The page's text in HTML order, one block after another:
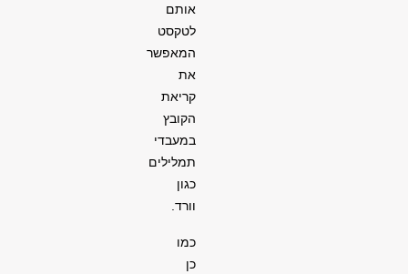
אותם
לטקסט
המאפשר
את
קריאת
הקובץ
במעבדי
תמלילים
כגון
וורד.
כמו
כן